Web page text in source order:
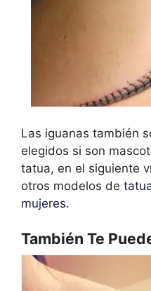
Las iguanas también
elegidos si son
tatua, en el siguiente
otros modelos de
mujeres.
También Te